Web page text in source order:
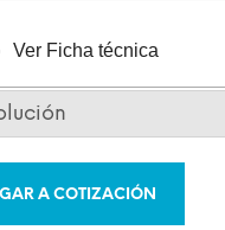
Ver Ficha técnica
A COTIZACIÓN